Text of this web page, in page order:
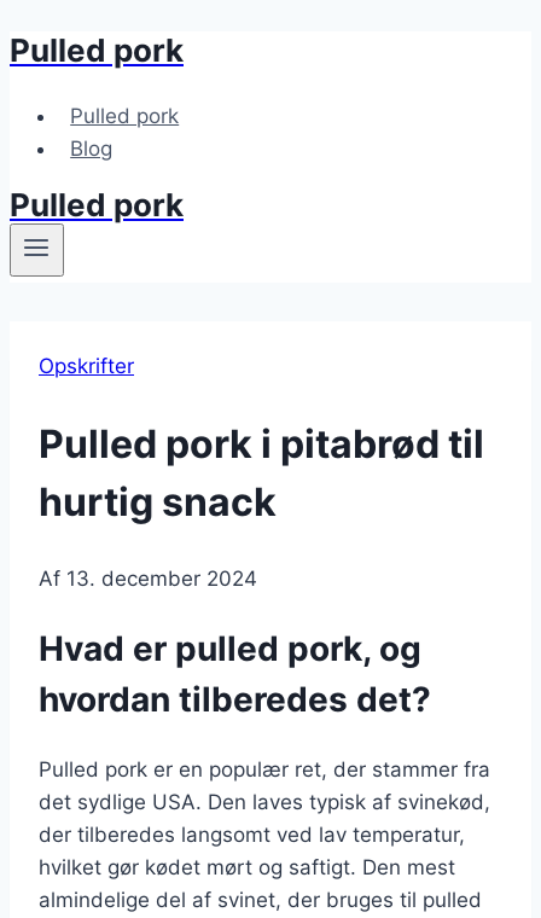
Fortsæt
indhold
Pulled pork
Pulled pork
Blog
Pulled pork
Opskrifter
Pulled pork i pitabrød til
hurtig snack
Af 13. december 2024
Hvad er pulled pork, og
hvordan tilberedes det?
Pulled pork er en populær ret, der stammer fra
det sydlige USA. Den laves typisk af svinekød,
der tilberedes langsomt ved lav temperatur,
hvilket gør kødet mørt og saftigt. Den mest
almindelige del af svinet, der bruges til pulled